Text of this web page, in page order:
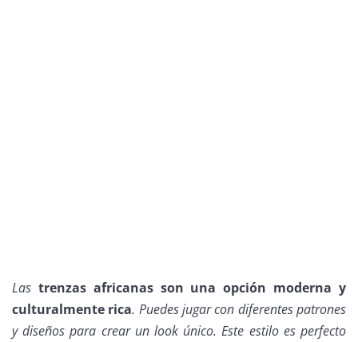
Las trenzas africanas son una opción moderna y
culturalmente rica. Puedes jugar con diferentes patrones
y diseños para crear un look único. Este estilo es perfecto